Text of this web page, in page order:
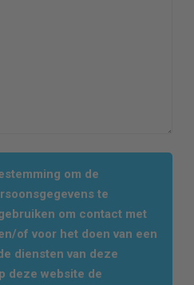
om de
te
om contact met
of voor het doen van een
diensten van deze
deze website de